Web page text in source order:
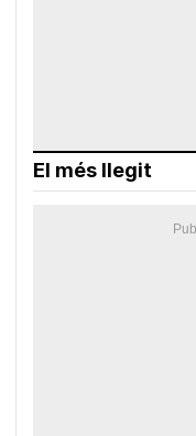
El més llegit